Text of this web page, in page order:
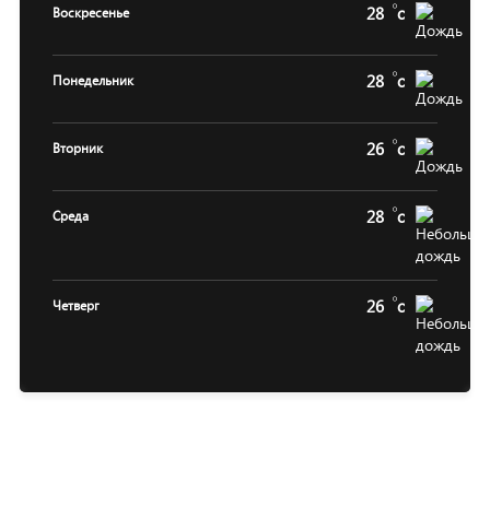
Воскресенье 28 c
Понедельник 28 c
Вторник 26 c
Среда 28 c
Четверг 26 c